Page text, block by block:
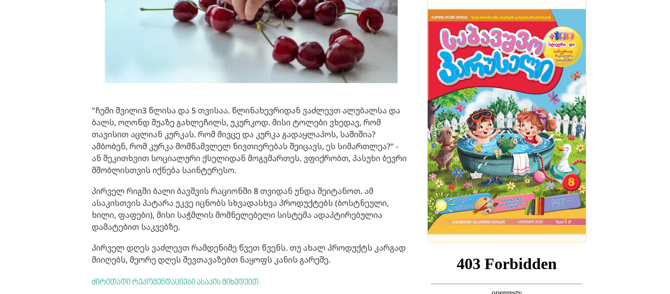
"ჩემი შვილი3 წლისა და 5 თვისაა. წლინახევრიდან ვაძლევთ ალუბალსა და
ბალს, ოღონდ შუაზე გახლეჩილს, უკურკოდ. მისი ტოლები ვხედავ, რომ
თავისით აცლიან კურკას. რომ მივცე და კურკა გადაყლაპოს, საშიშია?
ამბობენ, რომ კურკა მომწამვლელ ნივთიერებას შეიცავს, ეს სიმართლეა?" -
ან შეკითხვით სოციალური ქსელიდან მოგვმართეს. ვფიქრობთ, პასუხი ბევრი
მშობლისთვის იქნება საინტერესო.
პირველ რიგში ბალი ბავშვის რაციონში 8 თვიდან უნდა შეიტანოთ. ამ
ასაკისთვის პატარა უკვე იცნობს სხვადასხვა პროდუქტებს (ბოსტნეული,
ხილი, ფაფები), მისი საჭმლის მომნელებელი სისტემა ადაპტირებულია
დამატებით საკვებზე.
პირველ დღეს ვაძლევთ რამდენიმე წვეთ წვენს. თუ ახალ პროდუქტს კარგად
მიიღებს, მეორე დღეს შევთავაზებთ ნაყოფს კანის გარეშე.
ძირითადი რეკომენდაციები ასაკის მიხედვით: